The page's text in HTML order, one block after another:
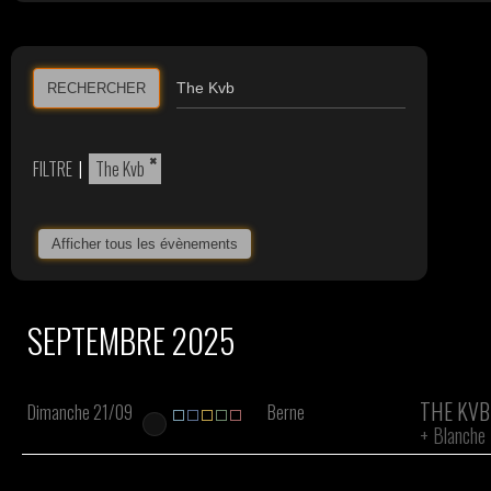
RECHERCHER
FILTRE | ×
The Kvb
Afficher tous les évènements
SEPTEMBRE 2025
Dimanche 21/09 Berne THE KVB
+